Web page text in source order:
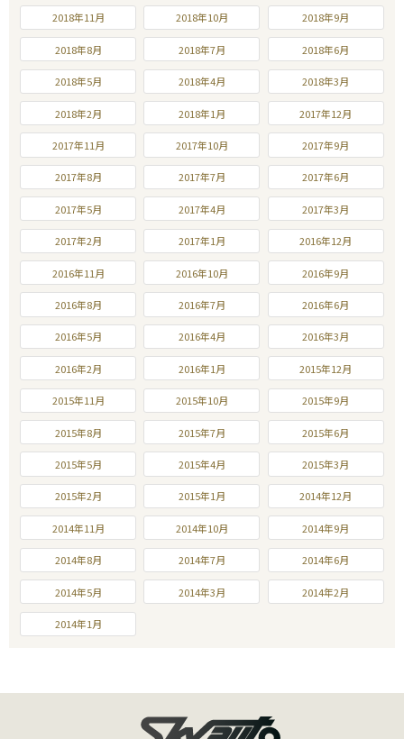
2018年11月 2018年10月 2018年9月
2018年8月 2018年7月 2018年6月
2018年5月 2018年4月 2018年3月
2018年2月 2018年1月 2017年12月
2017年11月 2017年10月 2017年9月
2017年8月 2017年7月 2017年6月
2017年5月 2017年4月 2017年3月
2017年2月 2017年1月 2016年12月
2016年11月 2016年10月 2016年9月
2016年8月 2016年7月 2016年6月
2016年5月 2016年4月 2016年3月
2016年2月 2016年1月 2015年12月
2015年11月 2015年10月 2015年9月
2015年8月 2015年7月 2015年6月
2015年5月 2015年4月 2015年3月
2015年2月 2015年1月 2014年12月
2014年11月 2014年10月 2014年9月
2014年8月 2014年7月 2014年6月
2014年5月 2014年3月 2014年2月
2014年1月